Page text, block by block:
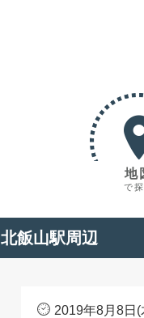
地
で
北飯山駅周辺
2019年8月8日(